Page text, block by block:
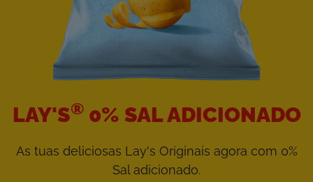
LAY'S®0% SAL ADICIONADO
As tuas deliciosas Lay's Originais agora com 0%
Sal adicionado.